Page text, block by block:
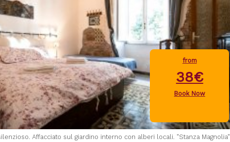
from
38€
Book Now
Affacciato sul giardino interno con alberi locali. "Stanza Magnolia"